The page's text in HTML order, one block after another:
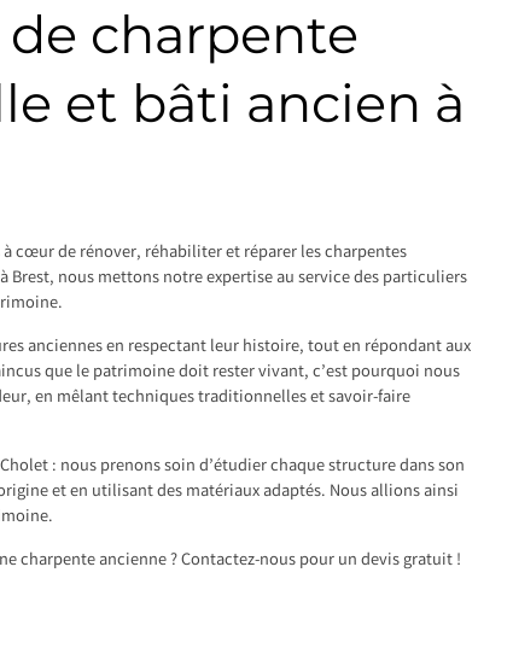
charpente
et bâti ancien à
cœur de rénover, réhabiliter et réparer les charpentes
Brest, nous mettons notre expertise au service des particuliers
anciennes en respectant leur histoire, tout en répondant aux
que le patrimoine doit rester vivant, c’est pourquoi nous
en mêlant techniques traditionnelles et savoir-faire
: nous prenons soin d’étudier chaque structure dans son
et en utilisant des matériaux adaptés. Nous allions ainsi
charpente ancienne ? Contactez-nous pour un devis gratuit !